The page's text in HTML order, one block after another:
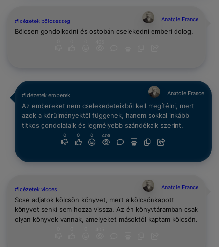
#idézetek bölcsesség Anatole France
Bölcsen gondolkodni és ostobán cselekedni emberi dolog.
#idézetek emberek Anatole France
Az embereket nem cselekedeteikből kell megítélni, mert
azok a körülményektől függenek, hanem sokkal inkább
titkos gondolataik és legmélyebb szándékaik szerint.
0 0 0 405
#idézetek vicces Anatole France
Sose adjatok kölcsön könyvet, mert a kölcsönkapott
könyvet senki sem hozza vissza. Az én könyvtáramban csak
olyan könyvek vannak, amelyeket másoktól kaptam kölcsön.